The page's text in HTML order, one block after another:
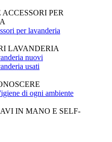
PER
per lavanderia
LAVANDERIA
nuovi
usati
di ogni ambiente
IN MANO E SELF-